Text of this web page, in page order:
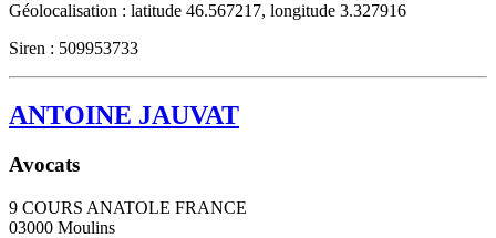
Géolocalisation : latitude 46.567217, longitude 3.327916
Siren : 509953733
ANTOINE JAUVAT
Avocats
9 COURS ANATOLE FRANCE
03000 Moulins